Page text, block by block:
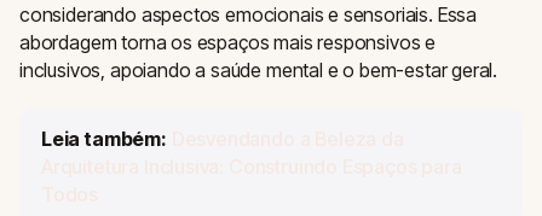
considerando aspectos emocionais e sensoriais. Essa
abordagem torna os espaços mais responsivos e
inclusivos, apoiando a saúde mental e o bem-estar geral.
Leia também: